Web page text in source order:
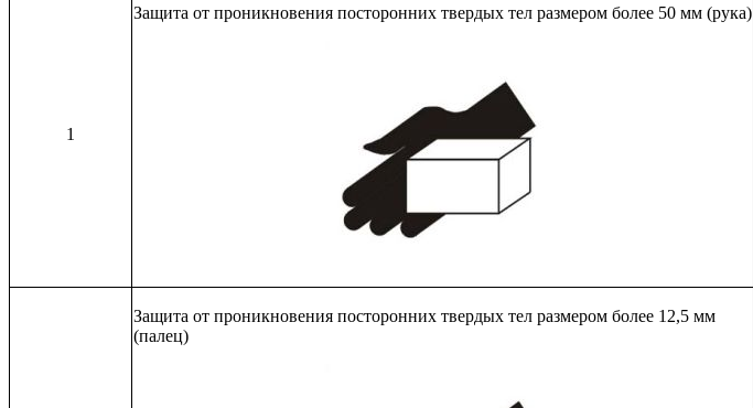
1
Защита от проникновения посторонних твердых тел размером более 50 мм (рука)
Защита от проникновения посторонних твердых тел размером более 12,5 мм
(палец)